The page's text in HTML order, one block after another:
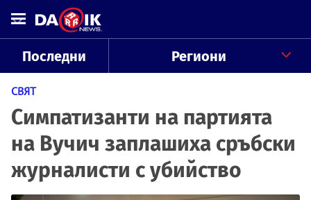
Последни Региони
СВЯТ
Симпатизанти на партията
на Вучич заплашиха сръбски
журналисти с убийство